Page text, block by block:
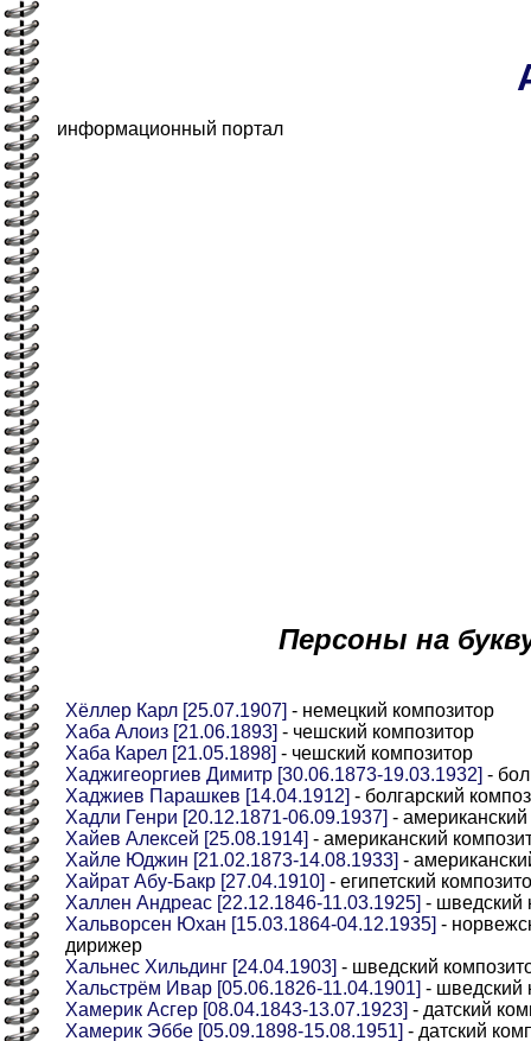
информационный портал
Персоны на
Хёллер Карл [25.07.1907] - немецкий композитор
Хаба Алоиз [21.06.1893] - чешский композитор
Хаба Карел [21.05.1898] - чешский композитор
Хаджигеоргиев Димитр [30.06.1873-19.03.1932] -
Хаджиев Парашкев [14.04.1912] - болгарский
Хадли Генри [20.12.1871-06.09.1937] -
Хайев Алексей [25.08.1914] - американский
Хайле Юджин [21.02.1873-14.08.1933] -
Хайрат Абу-Бакр [27.04.1910] - египетский
Халлен Андреас [22.12.1846-11.03.1925] - шведский
Хальворсен Юхан [15.03.1864-04.12.1935] -
дирижер
Хальнес Хильдинг [24.04.1903] - шведский
Хальстрём Ивар [05.06.1826-11.04.1901] - шведский
Хамерик Асгер [08.04.1843-13.07.1923] - датский
Хамерик Эббе [05.09.1898-15.08.1951] - датский